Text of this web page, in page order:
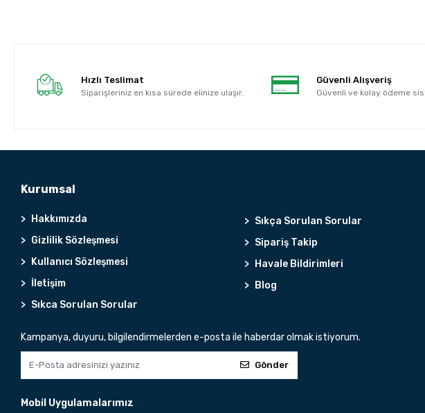
Hızlı Teslimat
Siparişleriniz en kısa sürede elinize ulaşır.
Güvenli Alışveriş
Güvenli ve kolay ödeme
Kurumsal
Hakkımızda
Gizlilik Sözleşmesi
Kullanıcı Sözleşmesi
İletişim
Sıkca Sorulan Sorular
Sıkça Sorulan Sorular
Sipariş Takip
Havale Bildirimleri
Blog
Kampanya, duyuru, bilgilendirmelerden e-posta ile haberdar olmak istiyorum.
Gönder
Mobil Uygulamalarımız